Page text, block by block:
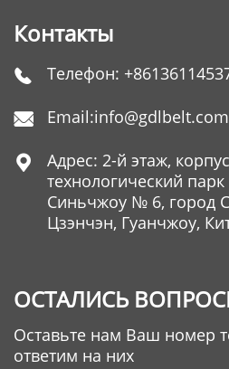
Контакты
 Телефон:
 Email:info@gdlbelt.com

Адрес: 2-й этаж,
технологический
Синьчжоу № 6, город
Цзэнчэн, Гуанчжоу,
ОСТАЛИСЬ
Оставьте нам Ваш номер
ответим на них